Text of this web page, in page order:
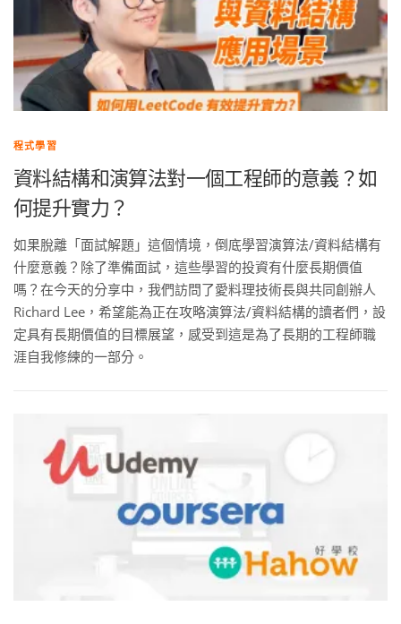
程式學習
資料結構和演算法對一個工程師的意義？如
何提升實力？
如果脫離「面試解題」這個情境，倒底學習演算法/資料結構有
什麼意義？除了準備面試，這些學習的投資有什麼長期價值
嗎？在今天的分享中，我們訪問了愛料理技術長與共同創辦人
Richard Lee，希望能為正在攻略演算法/資料結構的讀者們，設
定具有長期價值的目標展望，感受到這是為了長期的工程師職
涯自我修練的一部分。